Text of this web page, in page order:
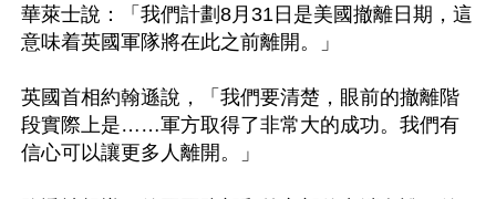
華萊士說：「我們計劃8月31日是美國撤離日期，這
意味着英國軍隊將在此之前離開。」
英國首相約翰遜說，「我們要清楚，眼前的撤離階
段實際上是……軍方取得了非常大的成功。我們有
信心可以讓更多人離開。」